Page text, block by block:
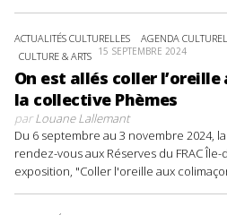
ACTUALITÉS CULTURELLES AGENDA CULTUREL
CULTURE & ARTS 15 SEPTEMBRE 2024
On est allés coller
la collective Phèmes
parLouane Lallemant
Du 6 septembre au 3 novembre 2024,
rendez-vous aux Réserves du FRAC
exposition, "Coller l'oreille aux